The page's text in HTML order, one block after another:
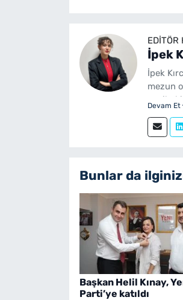
EDITÖR
İpek
İpek
mezun
Devam Et
Bunlar da
Başkan Helil Kınay,
Parti’ye katıldı